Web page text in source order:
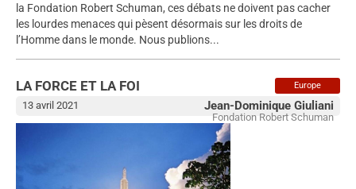
la Fondation Robert Schuman, ces débats ne doivent pas cacher
les lourdes menaces qui pèsent désormais sur les droits de
l’Homme dans le monde. Nous publions...
Europe
LA FORCE ET LA FOI
Jean-Dominique Giuliani
Fondation Robert Schuman
13 avril 2021